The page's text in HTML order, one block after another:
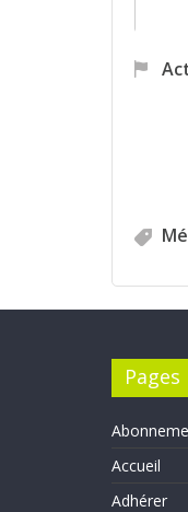
Pages
Accueil
Adhérer